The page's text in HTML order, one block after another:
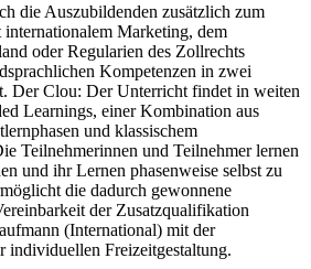
die Auszubildenden zusätzlich zum
Marketing, dem
oder Regularien des Zollrechts
Kompetenzen in zwei
Der Clou: Der Unterricht findet in weiten
Learnings, einer Kombination aus
und klassischem
Teilnehmerinnen und Teilnehmer lernen
und ihr Lernen phasenweise selbst zu
die dadurch gewonnene
der Zusatzqualifikation
(International) mit der
individuellen Freizeitgestaltung.